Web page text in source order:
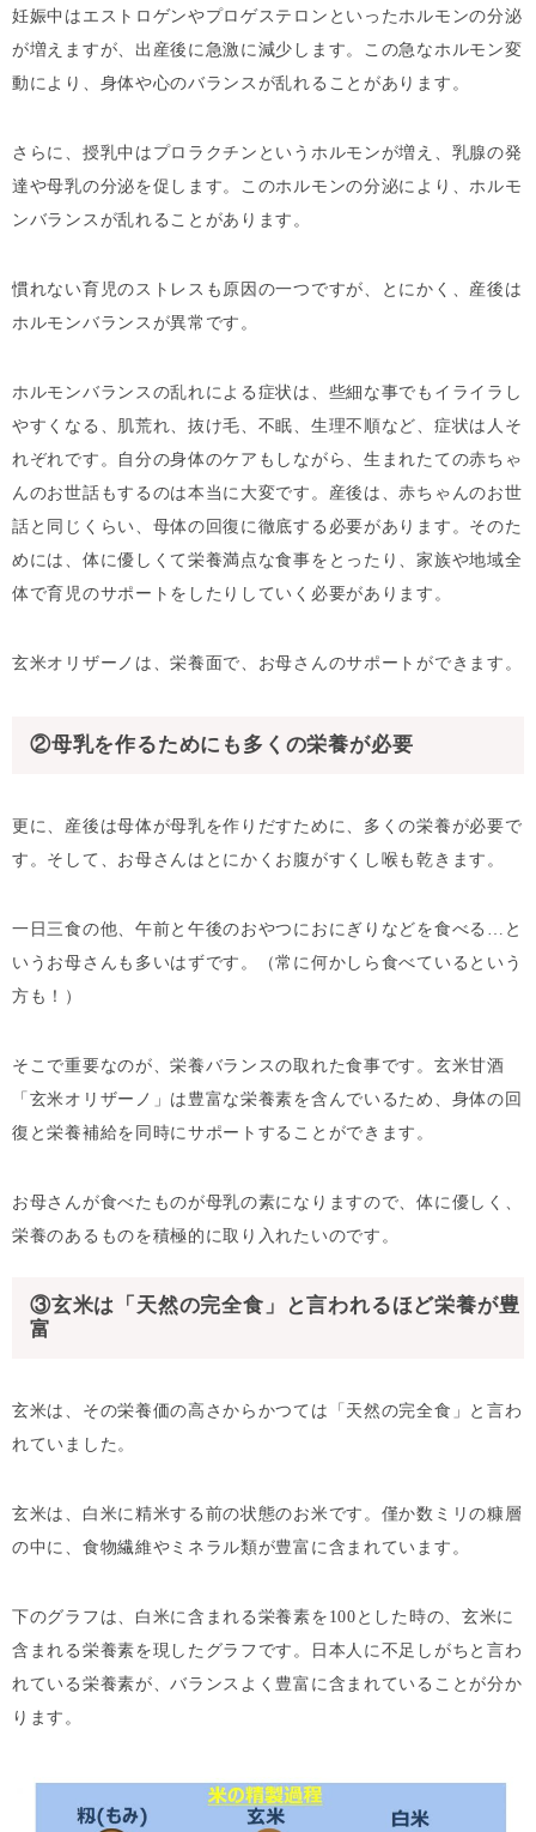
妊娠中はエストロゲンやプロゲステロンといったホルモンの分泌
が増えますが、出産後に急激に減少します。この急なホルモン変
動により、身体や心のバランスが乱れることがあります。
さらに、授乳中はプロラクチンというホルモンが増え、乳腺の発
達や母乳の分泌を促します。このホルモンの分泌により、ホルモ
ンバランスが乱れることがあります。
慣れない育児のストレスも原因の一つですが、とにかく、産後は
ホルモンバランスが異常です。
ホルモンバランスの乱れによる症状は、些細な事でもイライラし
やすくなる、肌荒れ、抜け毛、不眠、生理不順など、症状は人そ
れぞれです。自分の身体のケアもしながら、生まれたての赤ちゃ
んのお世話もするのは本当に大変です。産後は、赤ちゃんのお世
話と同じくらい、母体の回復に徹底する必要があります。そのた
めには、体に優しくて栄養満点な食事をとったり、家族や地域全
体で育児のサポートをしたりしていく必要があります。
玄米オリザーノは、栄養面で、お母さんのサポートができます。
②母乳を作るためにも多くの栄養が必要
更に、産後は母体が母乳を作りだすために、多くの栄養が必要で
す。そして、お母さんはとにかくお腹がすくし喉も乾きます。
一日三食の他、午前と午後のおやつにおにぎりなどを食べる…と
いうお母さんも多いはずです。（常に何かしら食べているという
方も！）
そこで重要なのが、栄養バランスの取れた食事です。玄米甘酒
「玄米オリザーノ」は豊富な栄養素を含んでいるため、身体の回
復と栄養補給を同時にサポートすることができます。
お母さんが食べたものが母乳の素になりますので、体に優しく、
栄養のあるものを積極的に取り入れたいのです。
③玄米は「天然の完全食」と言われるほど栄養が豊
富
玄米は、その栄養価の高さからかつては「天然の完全食」と言わ
れていました。
玄米は、白米に精米する前の状態のお米です。僅か数ミリの糠層
の中に、食物繊維やミネラル類が豊富に含まれています。
下のグラフは、白米に含まれる栄養素を100とした時の、玄米に
含まれる栄養素を現したグラフです。日本人に不足しがちと言わ
れている栄養素が、バランスよく豊富に含まれていることが分か
ります。